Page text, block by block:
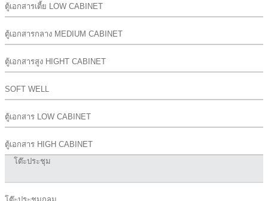
ตู้เอกสารเตี้ย LOW CABINET
ตู้เอกสารกลาง MEDIUM CABINET
ตู้เอกสารสูง HIGHT CABINET
SOFT WELL
ตู้เอกสาร LOW CABINET
ตู้เอกสาร HIGH CABINET
โต๊ะประชุม